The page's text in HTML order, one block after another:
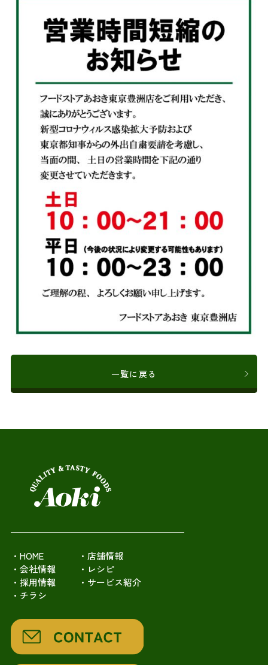
一覧に戻る
・HOME
・店舗情報
・会社情報
・レシピ
・採用情報
・サービス紹介
・チラシ